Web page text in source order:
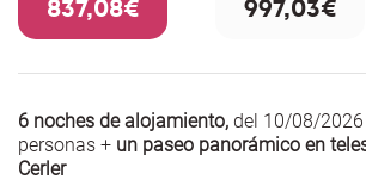
6 noches de alojamiento, del 10/08/
personas + un paseo panorámico en
Cerler
837,08€ 997,03€